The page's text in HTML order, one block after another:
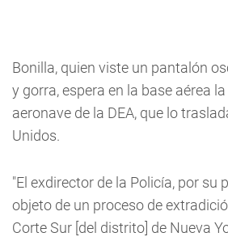
Bonilla, quien viste un pantalón
y gorra, espera en la base aérea
aeronave de la DEA, que lo
Unidos.
"El exdirector de la Policía, por su
objeto de un proceso de
Corte Sur [del distrito] de Nueva